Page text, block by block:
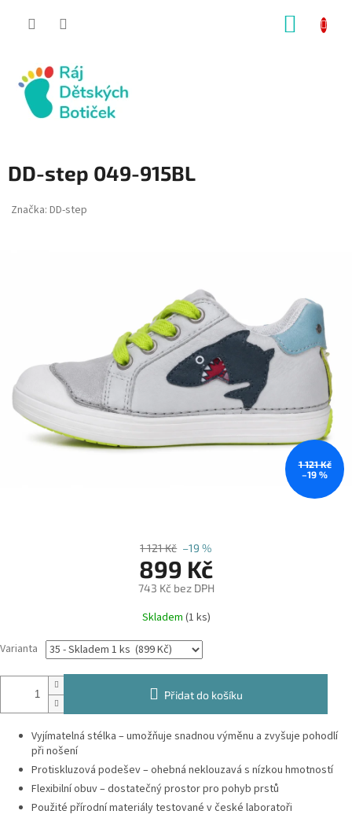
DD-step 049-915BL
Značka: DD-step
1 121 Kč
–19 %
1 121 Kč –19 %
899 Kč
743 Kč bez DPH
Měrná
cena:
Skladem (1 ks)
Varianta
Přidat do košíku
Vyjímatelná stélka – umožňuje snadnou výměnu a zvyšuje pohodlí
při nošení
Protiskluzová podešev – ohebná neklouzavá s nízkou hmotností
Flexibilní obuv – dostatečný prostor pro pohyb prstů
Použité přírodní materiály testované v české laboratoři